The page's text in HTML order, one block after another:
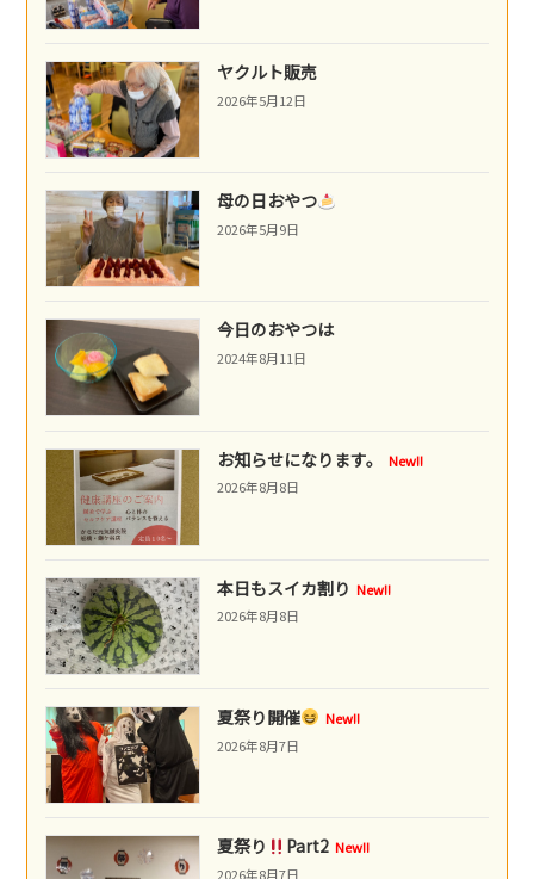
ヤクルト販売
2026年5月12日
母の日おやつ
2026年5月9日
今日のおやつは
2024年8月11日
お知らせになります。
New!!
2026年8月8日
本日もスイカ割り New!!
2026年8月8日
夏祭り開催
New!!
2026年8月7日
夏祭り Part2 New!!
2026年8月7日